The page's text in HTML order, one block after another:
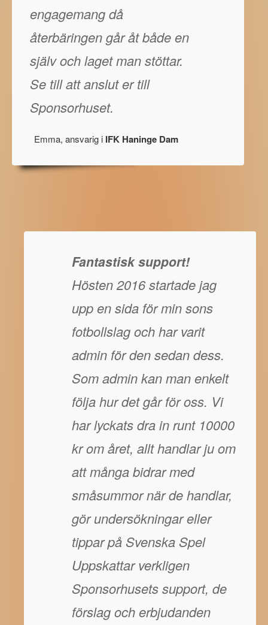
engagemang då
återbäringen går åt både en
själv och laget man stöttar.
Se till att anslut er till
Sponsorhuset.
Emma, ansvarig i IFK Haninge Dam
Fantastisk support!
Hösten 2016 startade jag
upp en sida för min sons
fotbollslag och har varit
admin för den sedan dess.
Som admin kan man enkelt
följa hur det går för oss. Vi
har lyckats dra in runt 10000
kr om året, allt handlar ju om
att många bidrar med
småsummor när de handlar,
gör undersökningar eller
tippar på Svenska Spel
Uppskattar verkligen
Sponsorhusets support, de
förslag och erbjudanden